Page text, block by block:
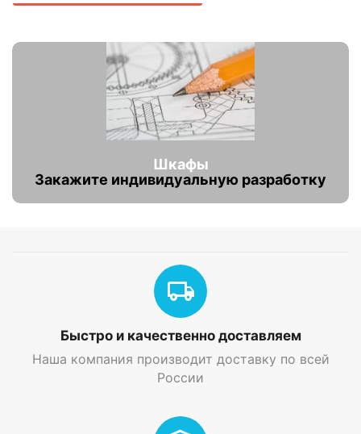
Шкафы
Закажите индивидуальную разработку
Быстро и качественно доставляем
Наша компания производит доставку по всей
России